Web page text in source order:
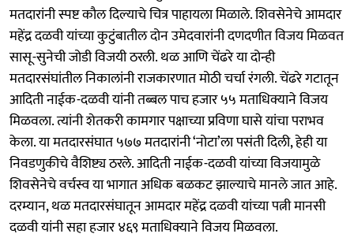
मतदारांनी स्पष्ट कौल दिल्याचे चित्र पाहायला मिळाले. शिवसेनेचे आमदार
महेंद्र दळवी यांच्या कुटुंबातील दोन उमेदवारांनी दणदणीत विजय मिळवत
सासू-सुनेची जोडी विजयी ठरली. थळ आणि चेंढरे या दोन्ही
मतदारसंघांतील निकालांनी राजकारणात मोठी चर्चा रंगली. चेंढरे गटातून
आदिती नाईक-दळवी यांनी तब्बल पाच हजार ५५ मताधिक्याने विजय
मिळवला. त्यांनी शेतकरी कामगार पक्षाच्या प्रविणा घासे यांचा पराभव
केला. या मतदारसंघात ५७७ मतदारांनी ‘नोटा’ला पसंती दिली, हेही या
निवडणुकीचे वैशिष्ट्य ठरले. आदिती नाईक-दळवी यांच्या विजयामुळे
शिवसेनेचे वर्चस्व या भागात अधिक बळकट झाल्याचे मानले जात आहे.
दरम्यान, थळ मतदारसंघातून आमदार महेंद्र दळवी यांच्या पत्नी मानसी
दळवी यांनी सहा हजार ४६९ मताधिक्याने विजय मिळवला.